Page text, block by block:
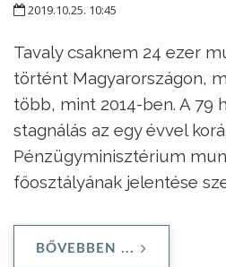
2019.10.25. 10:45
Tavaly csaknem 24 ezer
történt Magyarországon,
több, mint 2014-ben. A 79
stagnálás az egy évvel
Pénzügyminisztérium
főosztályának jelentése
BŐVEBBEN ...